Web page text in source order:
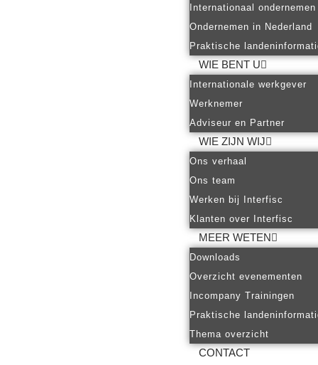
Internationaal ondernemen
Ondernemen in Nederland
Praktische
WIE BENT U
Internationale werkgever
Werknemer
Adviseur en Partner
WIE ZIJN WIJ
Ons verhaal
Ons team
Werken bij Interfisc
Klanten over Interfisc
MEER WETEN
Downloads
Overzicht evenementen
Incompany Trainingen
Praktische
Thema overzicht
CONTACT